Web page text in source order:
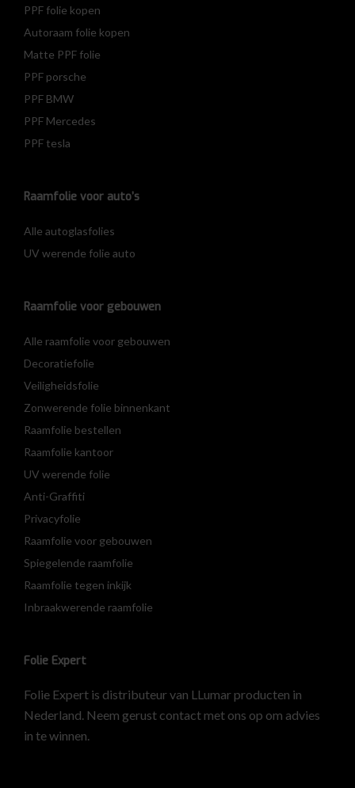
PPF folie kopen
Autoraam folie kopen
Matte PPF folie
PPF porsche
PPF BMW
PPF Mercedes
PPF tesla
Raamfolie voor auto’s
Alle autoglasfolies
UV werende folie auto
Raamfolie voor gebouwen
Alle raamfolie voor gebouwen
Decoratiefolie
Veiligheidsfolie
Zonwerende folie binnenkant
Raamfolie bestellen
Raamfolie kantoor
UV werende folie
Anti-Graffiti
Privacyfolie
Raamfolie voor gebouwen
Spiegelende raamfolie
Raamfolie tegen inkijk
Inbraakwerende raamfolie
Folie Expert
Folie Expert is distributeur van LLumar producten in
Nederland. Neem gerust contact met ons op om advies
in te winnen.